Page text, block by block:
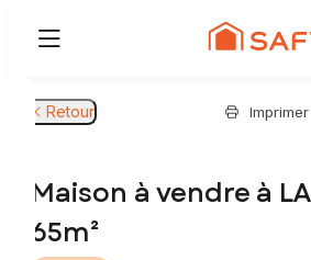
Retour Imprimer
Maison à vendre à
65m²